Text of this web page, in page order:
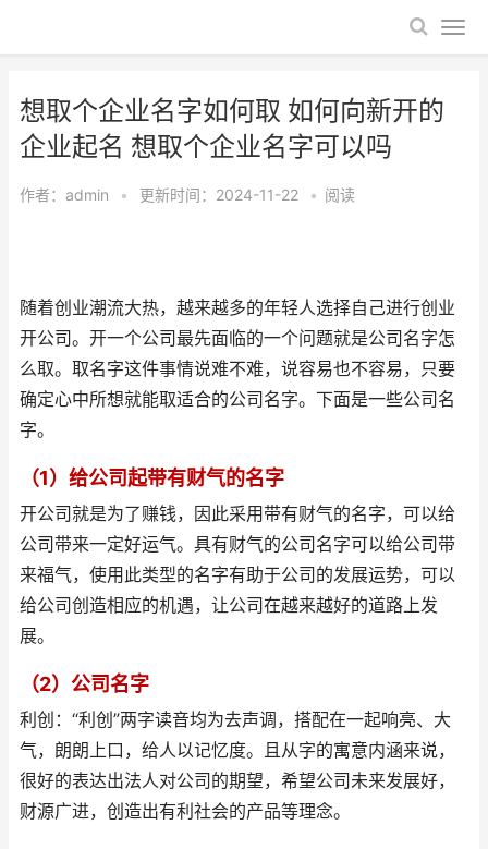
想取个企业名字如何取 如何向新开的
企业起名 想取个企业名字可以吗
作者： admin • 更新时间：2024-11-22 • 阅读
随着创业潮流大热，越来越多的年轻人选择自己进行创业
开公司。开一个公司最先面临的一个问题就是公司名字怎
么取。取名字这件事情说难不难，说容易也不容易，只要
确定心中所想就能取适合的公司名字。下面是一些公司名
字。
（1）给公司起带有财气的名字
开公司就是为了赚钱，因此采用带有财气的名字，可以给
公司带来一定好运气。具有财气的公司名字可以给公司带
来福气，使用此类型的名字有助于公司的发展运势，可以
给公司创造相应的机遇，让公司在越来越好的道路上发
展。
（2）公司名字
利创：“利创”两字读音均为去声调，搭配在一起响亮、大
气，朗朗上口，给人以记忆度。且从字的寓意内涵来说，
很好的表达出法人对公司的期望，希望公司未来发展好，
财源广进，创造出有利社会的产品等理念。